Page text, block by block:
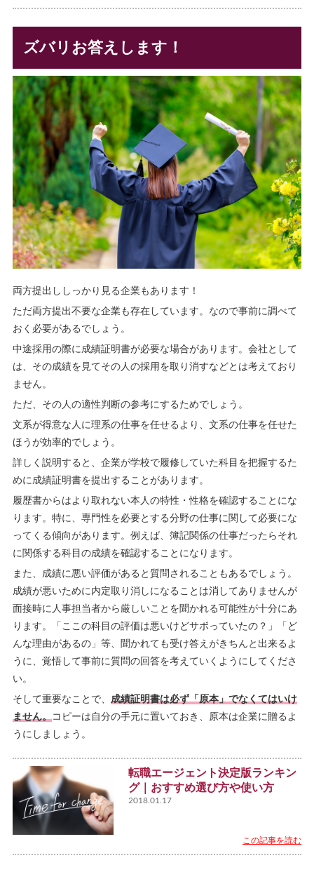
ズバリお答えします！
両方提出ししっかり見る企業もあります！
ただ両方提出不要な企業も存在しています。なので事前に調べて
おく必要があるでしょう。
中途採用の際に成績証明書が必要な場合があります。会社として
は、その成績を見てその人の採用を取り消すなどとは考えており
ません。
ただ、その人の適性判断の参考にするためでしょう。
文系が得意な人に理系の仕事を任せるより、文系の仕事を任せた
ほうが効率的でしょう。
詳しく説明すると、企業が学校で履修していた科目を把握するた
めに成績証明書を提出することがあります。
履歴書からはより取れない本人の特性・性格を確認することにな
ります。特に、専門性を必要とする分野の仕事に関して必要にな
ってくる傾向があります。例えば、簿記関係の仕事だったらそれ
に関係する科目の成績を確認することになります。
また、成績に悪い評価があると質問されることもあるでしょう。
成績が悪いために内定取り消しになることは消してありませんが
面接時に人事担当者から厳しいことを聞かれる可能性が十分にあ
ります。「ここの科目の評価は悪いけどサボっていたの？」「ど
んな理由があるの」等、聞かれても受け答えがきちんと出来るよ
うに、覚悟して事前に質問の回答を考えていくようにしてくださ
い。
そして重要なことで、 成績証明書は必ず「原本」でなくてはいけ
ません。コピーは自分の手元に置いておき、原本は企業に贈るよ
うにしましょう。
転職エージェント決定版ランキン
グ｜おすすめ選び方や使い方
2018.01.17
この記事を読む